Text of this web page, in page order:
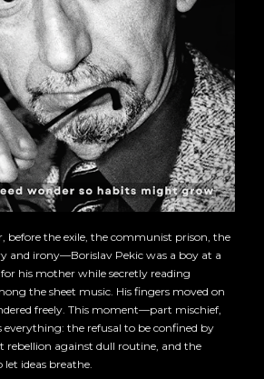
before the exile, the communist prison, the
and irony—Borislav Pekic was a boy at a
his mother while secretly reading
the sheet music. His fingers moved on
freely. This moment—part mischief,
the refusal to be confined by
rebellion against dull routine, and the
ideas breathe.